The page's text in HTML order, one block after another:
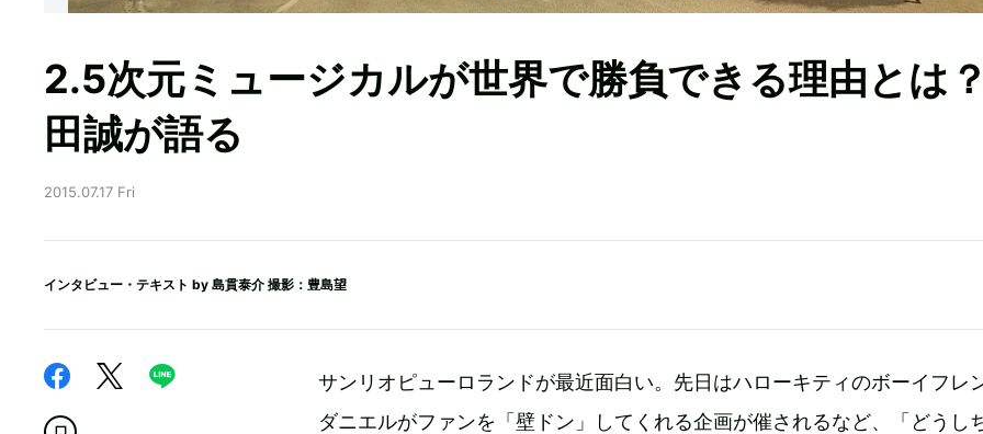
2.5次元ミュージカルが世界で勝負できる理由とは
田誠が語る
2015.07.17 Fri
インタビュー・テキスト by 島貫泰介 撮影：豊島望
サンリオピューロランドが最近面白い。先日はハローキティのボーイフレ
ダニエルがファンを「壁ドン」してくれる企画が催されるなど、「どうし